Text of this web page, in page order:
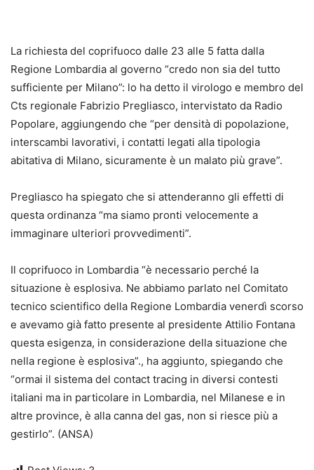
La richiesta del coprifuoco dalle 23 alle 5 fatta dalla
Regione Lombardia al governo “credo non sia del tutto
sufficiente per Milano”: lo ha detto il virologo e membro del
Cts regionale Fabrizio Pregliasco, intervistato da Radio
Popolare, aggiungendo che “per densità di popolazione,
interscambi lavorativi, i contatti legati alla tipologia
abitativa di Milano, sicuramente è un malato più grave”.
Pregliasco ha spiegato che si attenderanno gli effetti di
questa ordinanza “ma siamo pronti velocemente a
immaginare ulteriori provvedimenti”.
Il coprifuoco in Lombardia “è necessario perché la
situazione è esplosiva. Ne abbiamo parlato nel Comitato
tecnico scientifico della Regione Lombardia venerdì scorso
e avevamo già fatto presente al presidente Attilio Fontana
questa esigenza, in considerazione della situazione che
nella regione è esplosiva”., ha aggiunto, spiegando che
“ormai il sistema del contact tracing in diversi contesti
italiani ma in particolare in Lombardia, nel Milanese e in
altre province, è alla canna del gas, non si riesce più a
gestirlo”. (ANSA)